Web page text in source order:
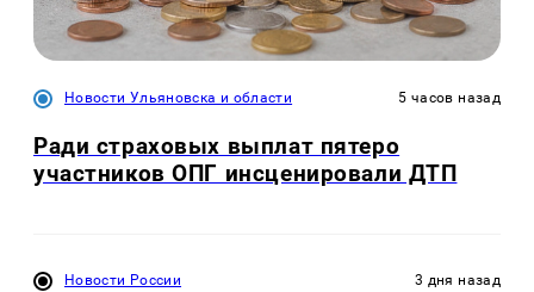
Новости Ульяновска и области 5 часов назад
Ради страховых выплат пятеро
участников ОПГ инсценировали ДТП
Новости России 3 дня назад